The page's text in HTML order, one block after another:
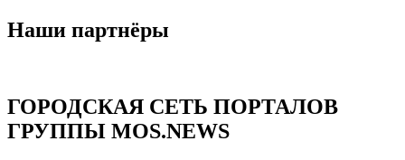
Наши партнёры
ГОРОДСКАЯ СЕТЬ ПОРТАЛОВ
ГРУППЫ MOS.NEWS